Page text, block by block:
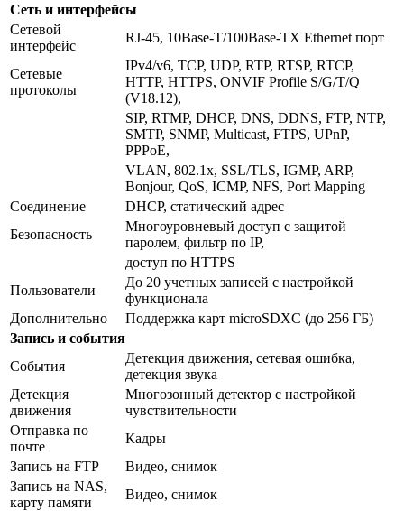
Сеть и интерфейсы
Сетевой
интерфейс
RJ-45, 10Base-T/100Base-TX Ethernet порт
Сетевые
протоколы
IPv4/v6, TCP, UDP, RTP, RTSP, RTCP,
HTTP, HTTPS, ONVIF Profile S/G/T/Q
(V18.12),
SIP, RTMP, DHCP, DNS, DDNS, FTP, NTP,
SMTP, SNMP, Multicast, FTPS, UPnP,
PPPoE,
VLAN, 802.1x, SSL/TLS, IGMP, ARP,
Bonjour, QoS, ICMP, NFS, Port Mapping
Соединение
DHCP, статический адрес
Безопасность
Многоуровневый доступ с защитой
паролем, фильтр по IP,
доступ по HTTPS
Пользователи
До 20 учетных записей с настройкой
функционала
Дополнительно
Поддержка карт microSDXC (до 256 ГБ)
Запись и события
События
Детекция движения, сетевая ошибка,
детекция звука
Детекция
движения
Многозонный детектор с настройкой
чувствительности
Отправка по
почте
Кадры
Запись на FTP
Видео, снимок
Запись на NAS,
карту памяти
Видео, снимок